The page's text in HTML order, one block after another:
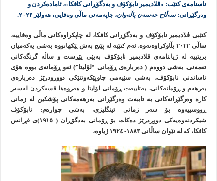
ناسنامەی کتێب: «ڤلادیمیر نابۆکۆف و بەدگۆڕانی کافکا»، ئامادەکردن و
وەرگێڕانی:سەڵاح حەسەن پاڵەوان، چاپەمەنی ماڵی وەفایی، هەولێر ٢٠٢٢.
کتێبی ڤلادیمیر نابۆکۆف و بەدگۆڕانی کافکا، لە چاپکراوەکانی ماڵی وەفاییە،
ساڵی ٢٠٢٢ بڵاوکراوەتەوە، ئەم کتێبە لە پێنج بەش پێکهاتووە بەشی یەکەمیان
بریتییە لە ژیاننامەی ڤلادیمیر نابۆکۆف بەپێی پێڕست و ساڵە گرنگەکانی
تەمەنی. بەشی دووەم ( دەربارەی ڕۆمانی ”لۆلیتا”) ئەو ڕۆمانەی بووە هۆی
ناساندنی نابۆکۆف، بەشی سێیەمی چاوپێکەوتنێکی دوورودرێژ دەربارەی
بەرهەم و ڕۆمانەکانی، بەتایبەت ڕۆمانی لۆلیتا و هەروەها قسەکردن لەسەر
کارە وەرگێڕانەکانی بە تایبەت وەرگێڕانی بەرهەمەکانی پۆشکین لە زمانی
ڕووسییەوە بۆ سەر زمانی ئینگلیزی، بەشی چوارەم: نابۆکۆف
شیکردنەوەیەکی دووردرێژ دەکات بۆ ڕۆمانی بەدگۆڕان ( ١٩١٥)ی فڕانس
کافکا، کە لە نێوان ساڵانی ١٨٨٣- ١٩٢٤ ژیاوە،